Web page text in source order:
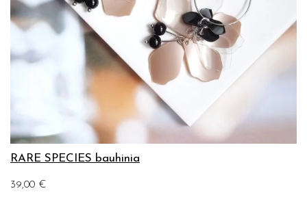
RARE SPECIES bauhinia
39,00 €